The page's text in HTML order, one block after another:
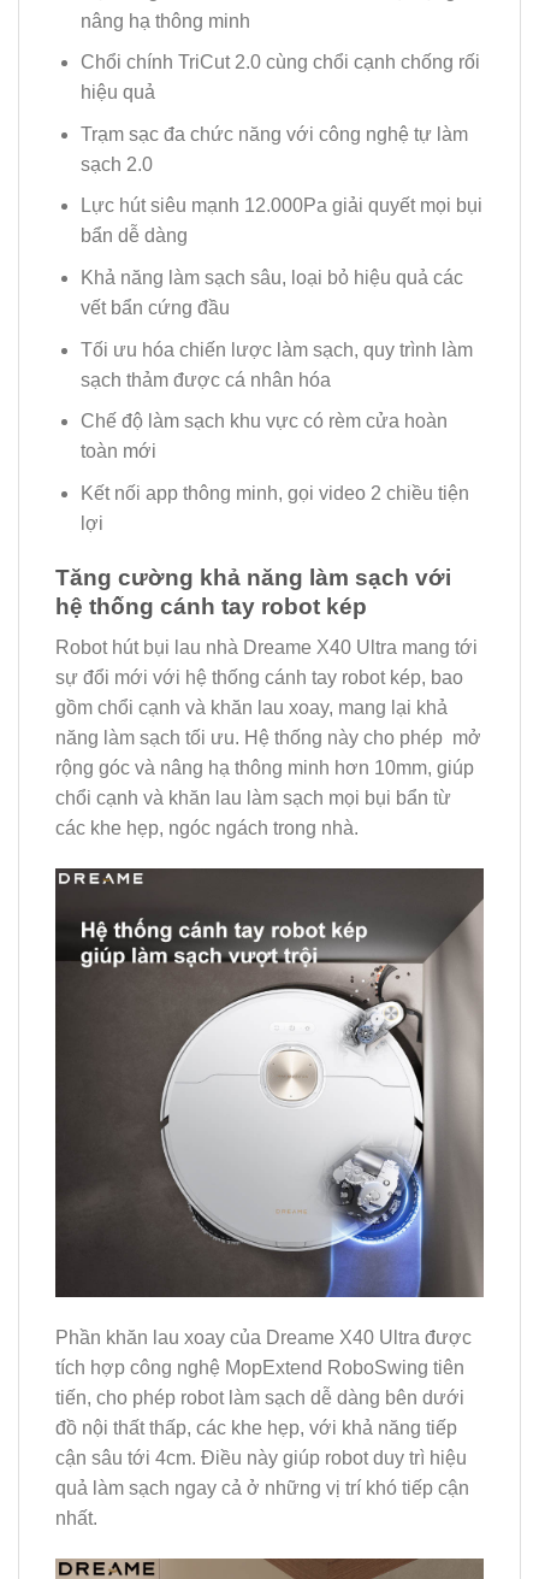
nâng hạ thông minh
Chổi chính TriCut 2.0 cùng chổi cạnh chống rối
hiệu quả
Trạm sạc đa chức năng với công nghệ tự làm
sạch 2.0
Lực hút siêu mạnh 12.000Pa giải quyết mọi bụi
bẩn dễ dàng
Khả năng làm sạch sâu, loại bỏ hiệu quả các
vết bẩn cứng đầu
Tối ưu hóa chiến lược làm sạch, quy trình làm
sạch thảm được cá nhân hóa
Chế độ làm sạch khu vực có rèm cửa hoàn
toàn mới
Kết nối app thông minh, gọi video 2 chiều tiện
lợi
Tăng cường khả năng làm sạch với
hệ thống cánh tay robot kép
Robot hút bụi lau nhà Dreame X40 Ultra mang tới
sự đổi mới với hệ thống cánh tay robot kép, bao
gồm chổi cạnh và khăn lau xoay, mang lại khả
năng làm sạch tối ưu. Hệ thống này cho phép mở
rộng góc và nâng hạ thông minh hơn 10mm, giúp
chổi cạnh và khăn lau làm sạch mọi bụi bẩn từ
các khe hẹp, ngóc ngách trong nhà.
Phần khăn lau xoay của Dreame X40 Ultra được
tích hợp công nghệ MopExtend RoboSwing tiên
tiến, cho phép robot làm sạch dễ dàng bên dưới
đồ nội thất thấp, các khe hẹp, với khả năng tiếp
cận sâu tới 4cm. Điều này giúp robot duy trì hiệu
quả làm sạch ngay cả ở những vị trí khó tiếp cận
nhất.